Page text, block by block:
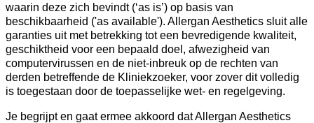
waarin deze zich bevindt (‘as is’) op basis van
beschikbaarheid ('as available'). Allergan Aesthetics sluit alle
garanties uit met betrekking tot een bevredigende kwaliteit,
geschiktheid voor een bepaald doel, afwezigheid van
computervirussen en de niet-inbreuk op de rechten van
derden betreffende de Kliniekzoeker, voor zover dit volledig
is toegestaan door de toepasselijke wet- en regelgeving.
Je begrijpt en gaat ermee akkoord dat Allergan Aesthetics